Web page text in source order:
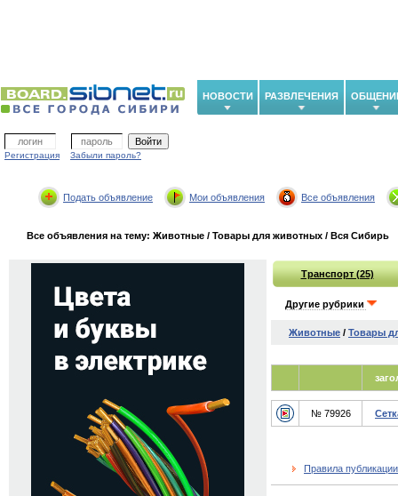
НОВОСТИ РАЗВЛЕЧЕНИЯ
Регистрация Забыли пароль?
Подать объявление Мои объявления Все объявления
Все объявления на тему: Животные / Товары для животных / Вся Сибирь
Транспорт (25)
Другие рубрики
Животные / Товары
№ 79926
Правила